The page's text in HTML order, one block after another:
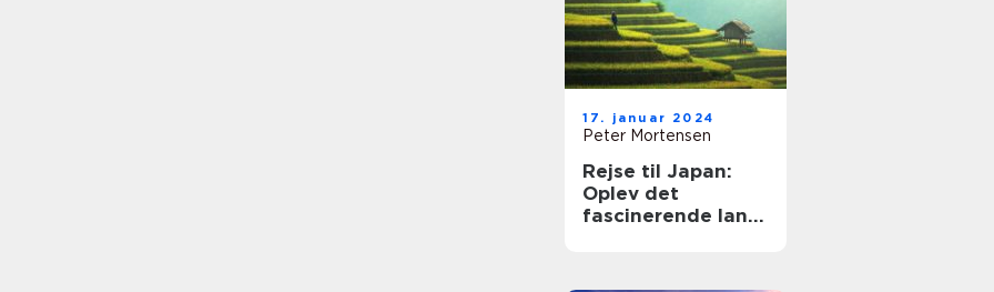
17. januar 2024
Peter Mortensen
Rejse til Japan:
Oplev det
fascinerende land